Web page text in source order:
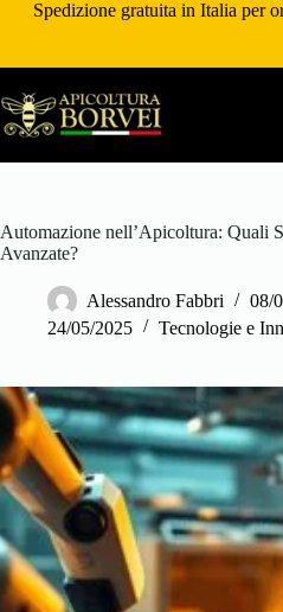
SaltaSpedizione gratuita in Italia per
Automazione nell’Apicoltura: Quali
Avanzate?
Alessandro Fabbri
08/
24/05/2025
Tecnologie e